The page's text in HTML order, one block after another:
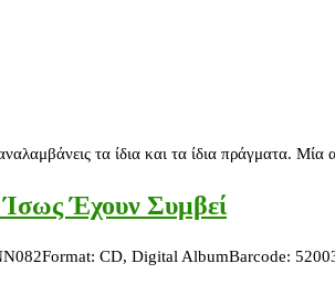
τα ίδια και τα ίδια πράγματα. Μία
Έχουν Συμβεί
CD, Digital AlbumBarcode: